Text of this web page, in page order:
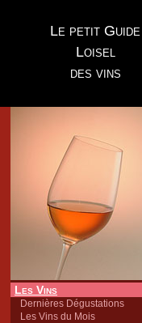
Le petit Guide
Loisel
des vins
Les Vins
Dernières Dégustations
Les Vins du Mois